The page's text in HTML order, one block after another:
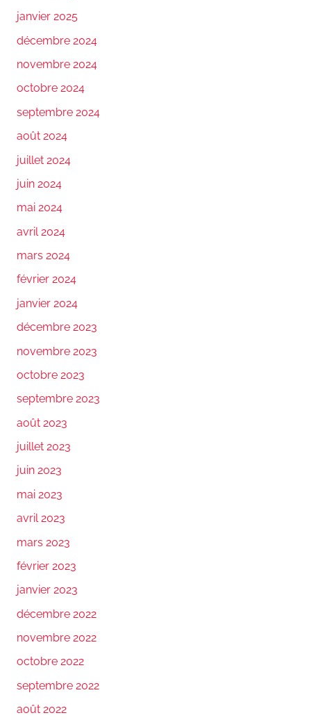
janvier 2025
décembre 2024
novembre 2024
octobre 2024
septembre 2024
août 2024
juillet 2024
juin 2024
mai 2024
avril 2024
mars 2024
février 2024
janvier 2024
décembre 2023
novembre 2023
octobre 2023
septembre 2023
août 2023
juillet 2023
juin 2023
mai 2023
avril 2023
mars 2023
février 2023
janvier 2023
décembre 2022
novembre 2022
octobre 2022
septembre 2022
août 2022